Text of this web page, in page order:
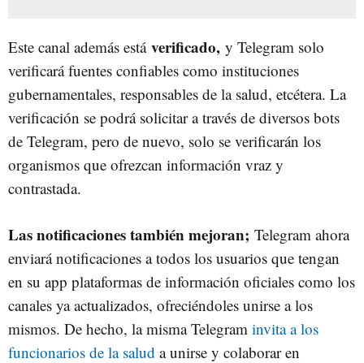
Este canal además está verificado, y Telegram solo
verificará fuentes confiables como instituciones
gubernamentales, responsables de la salud, etcétera. La
verificación se podrá solicitar a través de diversos bots
de Telegram, pero de nuevo, solo se verificarán los
organismos que ofrezcan información vraz y
contrastada.
Las notificaciones también mejoran; Telegram ahora
enviará notificaciones a todos los usuarios que tengan
en su app plataformas de información oficiales como los
canales ya actualizados, ofreciéndoles unirse a los
mismos. De hecho, la misma Telegram invita a los
funcionarios de la salud a unirse y colaborar en